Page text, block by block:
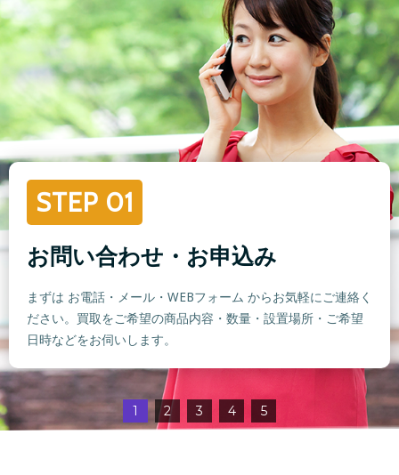
STEP 01
お問い合わせ・お申込み
まずは お電話・メール・WEBフォーム からお気軽にご連絡く
ださい。買取をご希望の商品内容・数量・設置場所・ご希望
日時などをお伺いします。
1 2 3 4 5